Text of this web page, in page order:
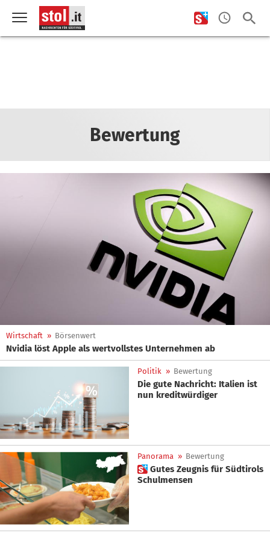
Bewertung
Wirtschaft » Börsenwert
Nvidia löst Apple als wertvollstes Unternehmen ab
Politik » Bewertung
Die gute Nachricht: Italien ist
nun kreditwürdiger
Panorama » Bewertung
 Gutes Zeugnis für Südtirols
Schulmensen